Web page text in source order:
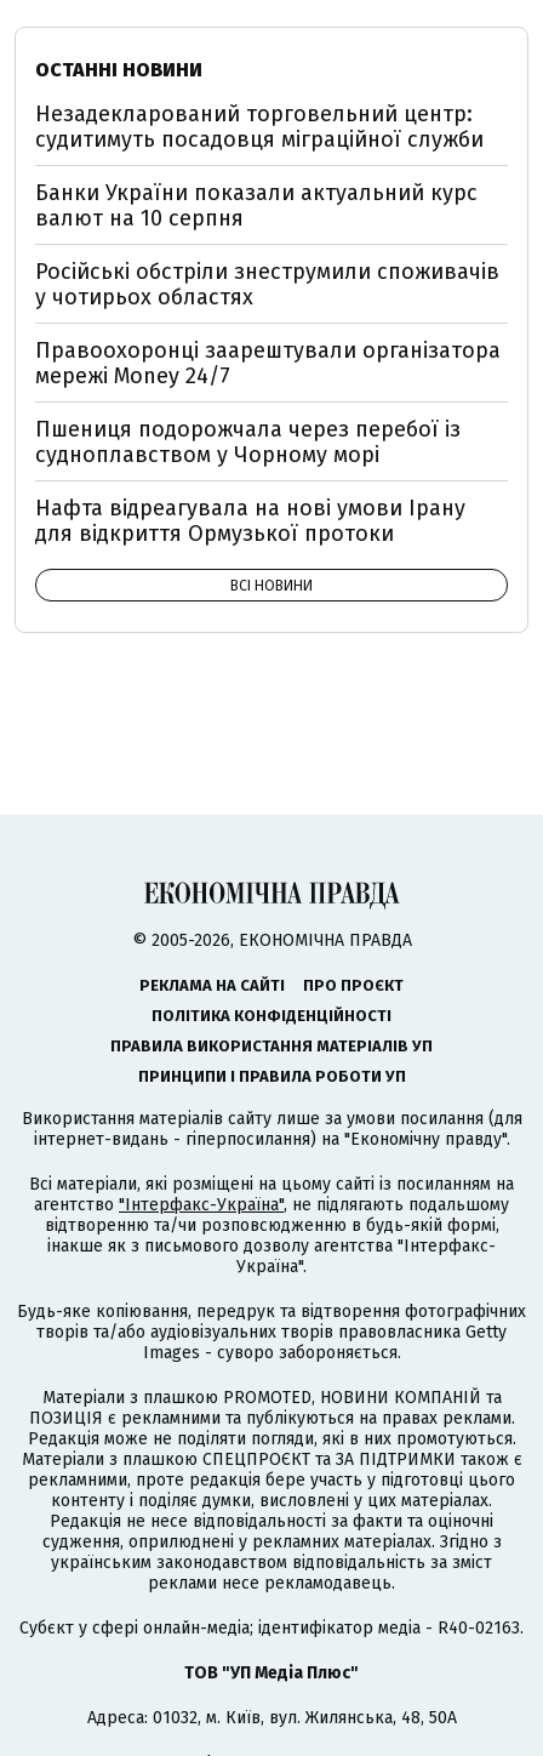
ОСТАННІ НОВИНИ
Незадекларований торговельний центр:
судитимуть посадовця міграційної служби
Банки України показали актуальний курс
валют на 10 серпня
Російські обстріли знеструмили споживачів
у чотирьох областях
Правоохоронці заарештували організатора
мережі Money 24/7
Пшениця подорожчала через перебої із
судноплавством у Чорному морі
Нафта відреагувала на нові умови Ірану
для відкриття Ормузької протоки
ВСІ НОВИНИ
© 2005-2026, ЕКОНОМІЧНА ПРАВДА
РЕКЛАМА НА САЙТІ
ПРО ПРОЄКТ
ПОЛІТИКА КОНФІДЕНЦІЙНОСТІ
ПРАВИЛА ВИКОРИСТАННЯ МАТЕРІАЛІВ УП
ПРИНЦИПИ І ПРАВИЛА РОБОТИ УП
Використання матеріалів сайту лише за умови посилання (для
інтернет-видань - гіперпосилання) на "Економічну правду".
Всі матеріали, які розміщені на цьому сайті із посиланням на
агентство "Інтерфакс-Україна", не підлягають подальшому
відтворенню та/чи розповсюдженню в будь-якій формі,
інакше як з письмового дозволу агентства "Інтерфакс-
Україна".
Будь-яке копіювання, передрук та відтворення фотографічних
творів та/або аудіовізуальних творів правовласника Getty
Images - суворо забороняється.
Матеріали з плашкою PROMOTED, НОВИНИ КОМПАНІЙ та
ПОЗИЦІЯ є рекламними та публікуються на правах реклами.
Редакція може не поділяти погляди, які в них промотуються.
Матеріали з плашкою СПЕЦПРОЄКТ та ЗА ПІДТРИМКИ також є
рекламними, проте редакція бере участь у підготовці цього
контенту і поділяє думки, висловлені у цих матеріалах.
Редакція не несе відповідальності за факти та оціночні
судження, оприлюднені у рекламних матеріалах. Згідно з
українським законодавством відповідальність за зміст
реклами несе рекламодавець.
Cубєкт у сфері онлайн-медіа; ідентифікатор медіа - R40-02163.
ТОВ "УП Медіа Плюс"
Адреса: 01032, м. Київ, вул. Жилянська, 48, 50А